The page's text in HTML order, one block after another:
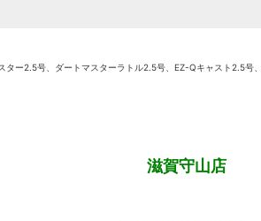
2.5号、ダートマスターラトル2.5号、EZ-Qキャスト2.5号
滋賀守山店